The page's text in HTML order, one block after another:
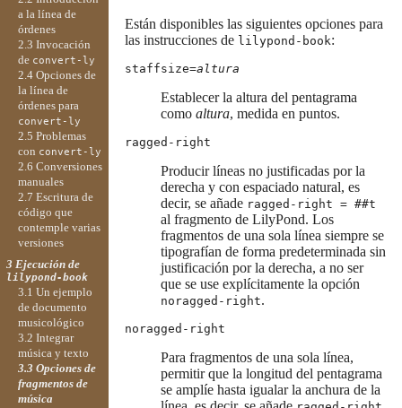
Están disponibles las siguientes opciones para
las instrucciones de lilypond-book:
staffsize=altura
Establecer la altura del pentagrama
como altura, medida en puntos.
ragged-right
Producir líneas no justificadas por la
derecha y con espaciado natural, es
decir, se añade ragged-right = ##t
al fragmento de LilyPond. Los
fragmentos de una sola línea siempre se
tipografían de forma predeterminada sin
justificación por la derecha, a no ser
que se use explícitamente la opción
noragged-right.
noragged-right
Para fragmentos de una sola línea,
permitir que la longitud del pentagrama
se amplíe hasta igualar la anchura de la
a la línea de
órdenes
2.3 Invocación
de convert-ly
2.4 Opciones de
la línea de
órdenes para
convert-ly
2.5 Problemas
con convert-ly
2.6 Conversiones
manuales
2.7 Escritura de
código que
contemple varias
versiones
3 Ejecución de
lilypond-book
3.1 Un ejemplo
de documento
musicológico
3.2 Integrar
música y texto
3.3 Opciones de
fragmentos de
música